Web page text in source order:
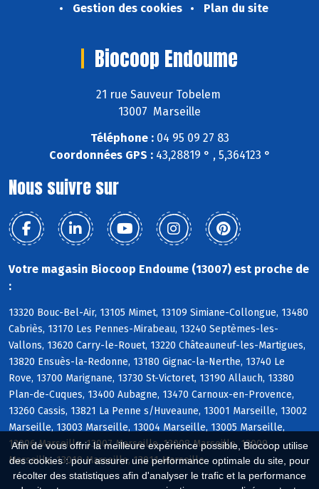
Afin de vous offrir la meilleure expérience possible, Biocoop utilise
des cookies : pour assurer une performance optimale du site, pour
récolter des statistiques afin d'analyser le trafic et la performance
Gestion des cookies
Plan du site
Biocoop Endoume
21 rue Sauveur Tobelem
13007 Marseille
Téléphone :04 95 09 27 83
Coordonnées GPS :43,28819 ° , 5,364123 °
Nous suivre sur
Votre magasin Biocoop Endoume (13007) est proche de
:
13320 Bouc-Bel-Air, 13105 Mimet, 13109 Simiane-Collongue, 13480
Cabriès, 13170 Les Pennes-Mirabeau, 13240 Septèmes-les-
Vallons, 13620 Carry-le-Rouet, 13220 Châteauneuf-les-Martigues,
13820 Ensuès-la-Redonne, 13180 Gignac-la-Nerthe, 13740 Le
Rove, 13700 Marignane, 13730 St-Victoret, 13190 Allauch, 13380
Plan-de-Cuques, 13400 Aubagne, 13470 Carnoux-en-Provence,
13260 Cassis, 13821 La Penne s/Huveaune, 13001 Marseille, 13002
Marseille, 13003 Marseille, 13004 Marseille, 13005 Marseille,
13006 Marseille, 13007 Marseille, 13008 Marseille, 13009
Marseille, 13010 Marseille, 13011 Marseille